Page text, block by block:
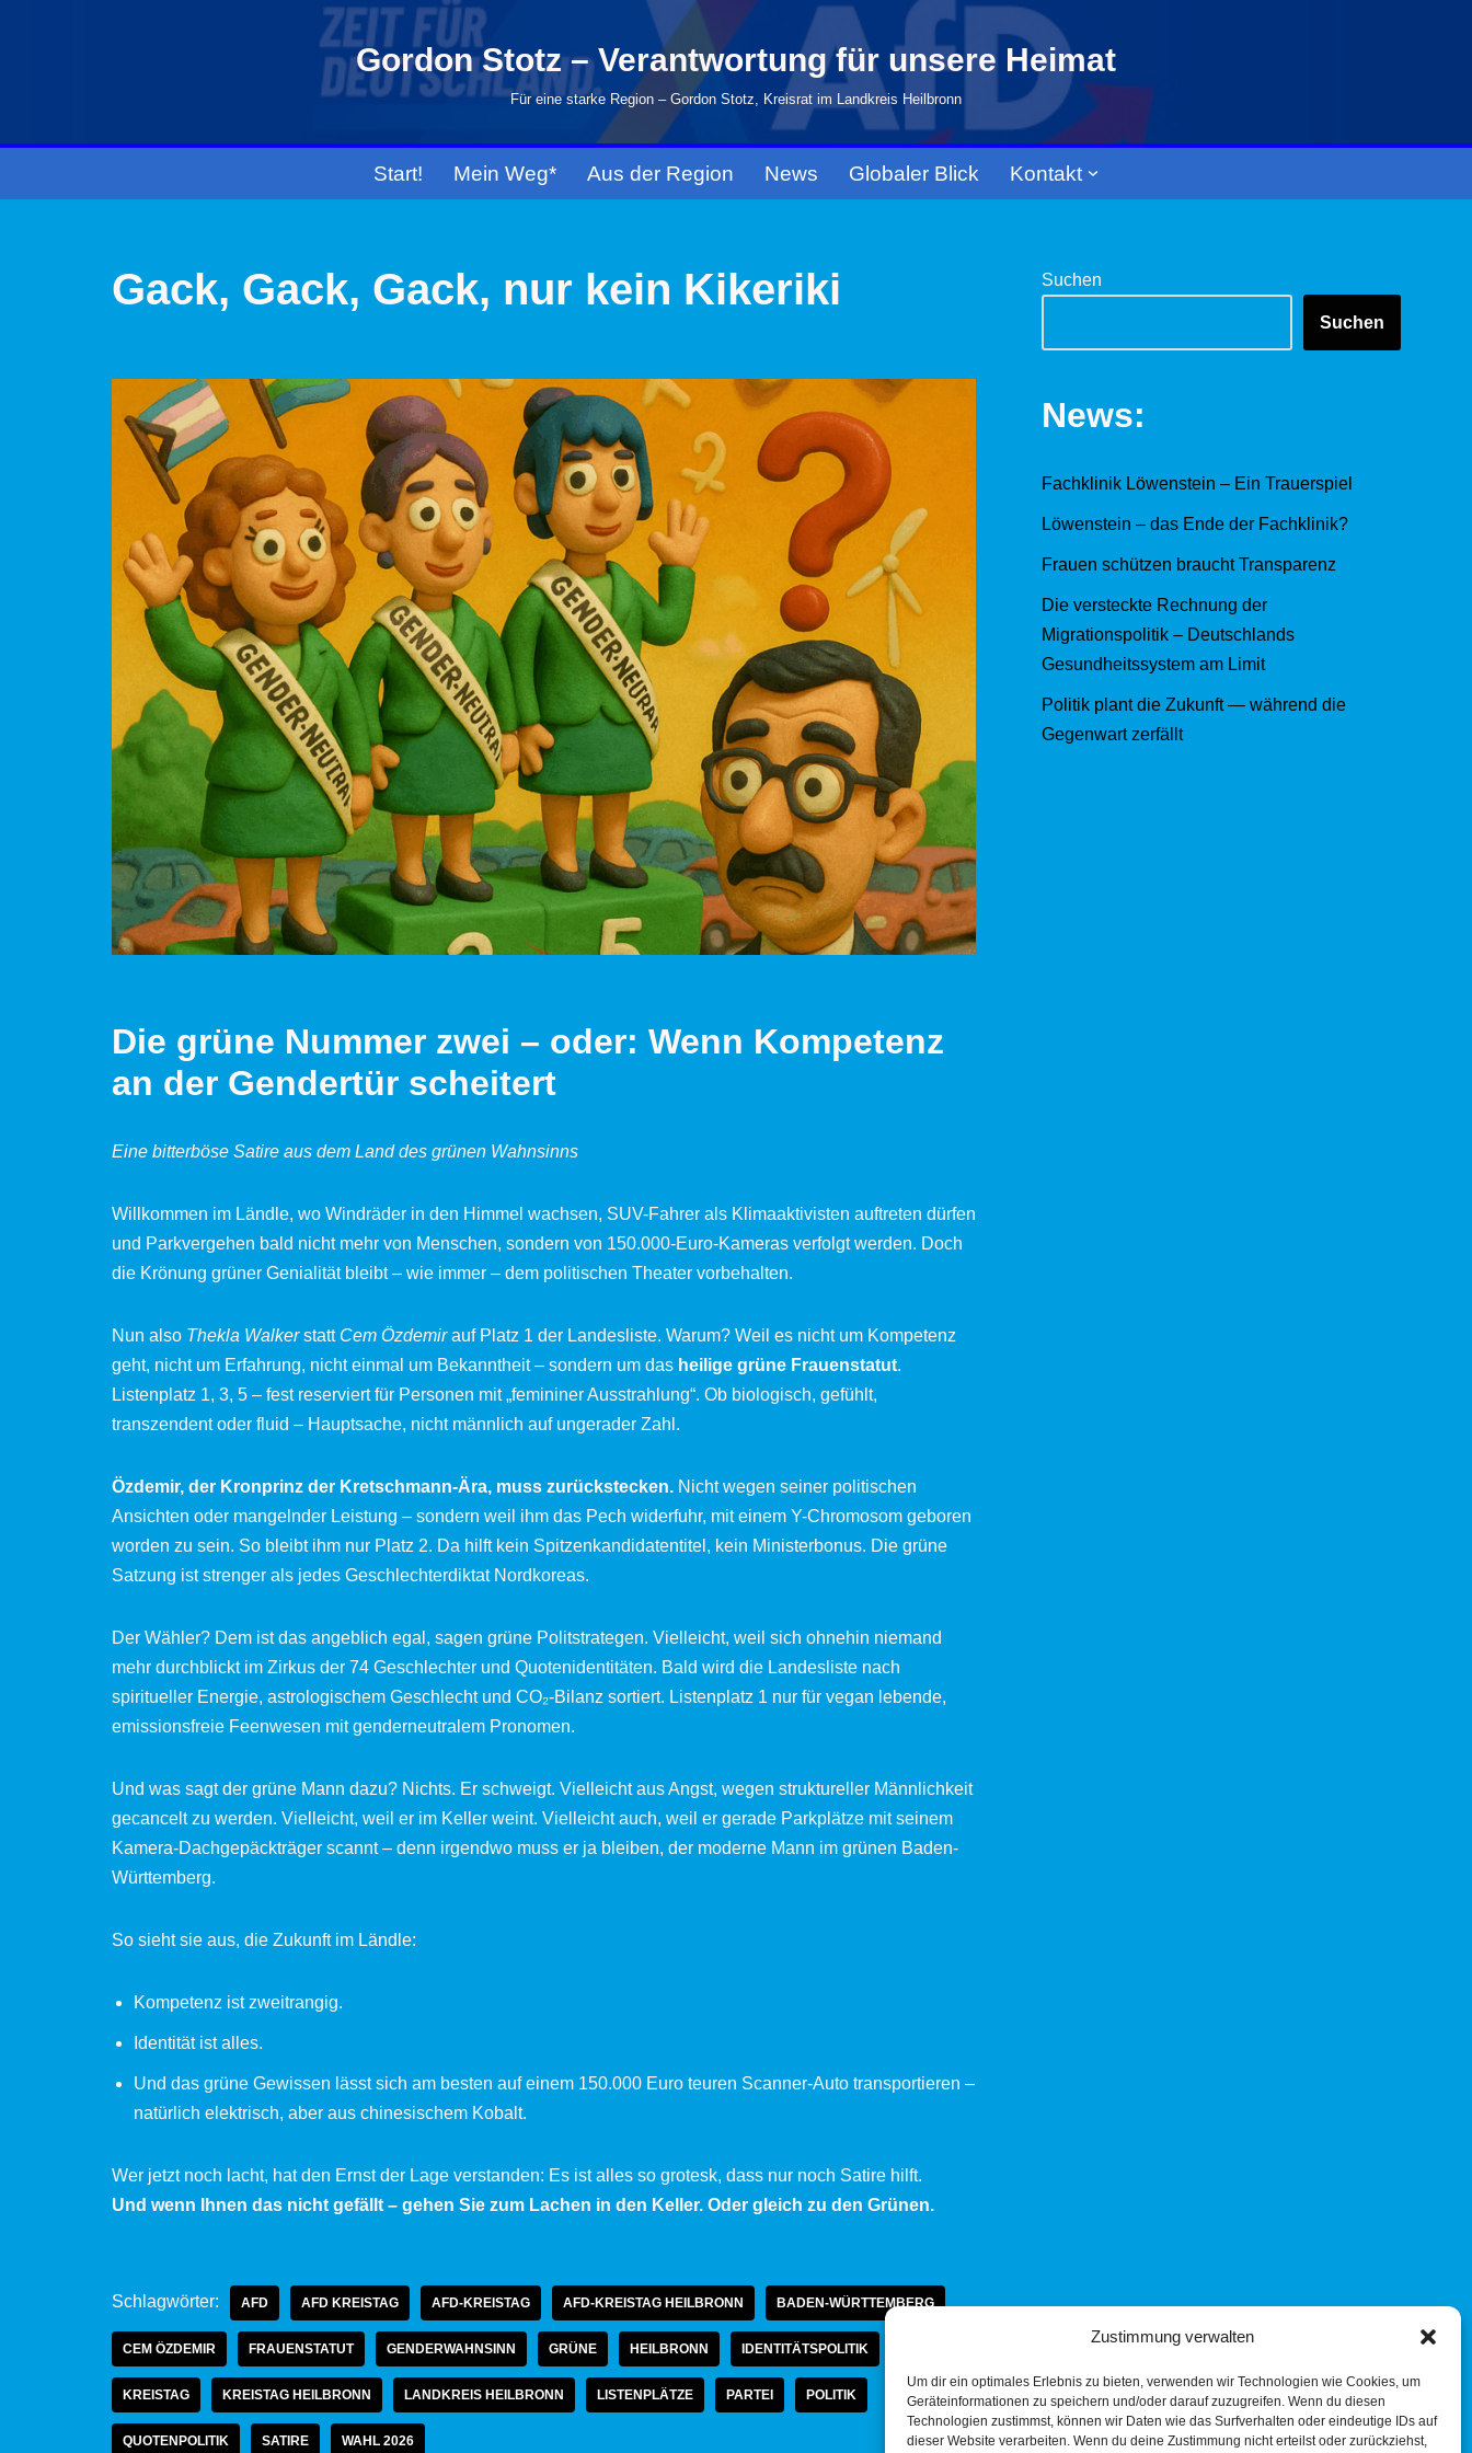
Zustimmung verwalten
Um dir ein optimales Erlebnis zu bieten, verwenden wir Technologien wie Cookies, um
Geräteinformationen zu speichern und/oder darauf zuzugreifen. Wenn du diesen
Technologien zustimmst, können wir Daten wie das Surfverhalten oder eindeutige IDs auf
dieser Website verarbeiten. Wenn du deine Zustimmung nicht erteilst oder zurückziehst,
Gordon Stotz – Verantwortung für unsere Heimat
Für eine starke Region – Gordon Stotz, Kreisrat im Landkreis Heilbronn
Start! Mein Weg* Aus der Region News Globaler Blick Kontakt
Gack, Gack, Gack, nur kein Kikeriki
Die grüne Nummer zwei – oder: Wenn Kompetenz
an der Gendertür scheitert
Eine bitterböse Satire aus dem Land des grünen Wahnsinns
Willkommen im Ländle, wo Windräder in den Himmel wachsen, SUV-Fahrer als Klimaaktivisten auftreten dürfen
und Parkvergehen bald nicht mehr von Menschen, sondern von 150.000-Euro-Kameras verfolgt werden. Doch
die Krönung grüner Genialität bleibt – wie immer – dem politischen Theater vorbehalten.
Nun also Thekla Walkerstatt Cem Özdemirauf Platz 1 der Landesliste. Warum? Weil es nicht um Kompetenz
geht, nicht um Erfahrung, nicht einmal um Bekanntheit – sondern um das heilige grüne Frauenstatut.
Listenplatz 1, 3, 5 – fest reserviert für Personen mit „femininer Ausstrahlung“. Ob biologisch, gefühlt,
transzendent oder fluid – Hauptsache, nicht männlich auf ungerader Zahl.
Özdemir, der Kronprinz der Kretschmann-Ära, muss zurückstecken. Nicht wegen seiner politischen
Ansichten oder mangelnder Leistung – sondern weil ihm das Pech widerfuhr, mit einem Y-Chromosom geboren
worden zu sein. So bleibt ihm nur Platz 2. Da hilft kein Spitzenkandidatentitel, kein Ministerbonus. Die grüne
Satzung ist strenger als jedes Geschlechterdiktat Nordkoreas.
Der Wähler? Dem ist das angeblich egal, sagen grüne Politstrategen. Vielleicht, weil sich ohnehin niemand
mehr durchblickt im Zirkus der 74 Geschlechter und Quotenidentitäten. Bald wird die Landesliste nach
spiritueller Energie, astrologischem Geschlecht und CO₂-Bilanz sortiert. Listenplatz 1 nur für vegan lebende,
emissionsfreie Feenwesen mit genderneutralem Pronomen.
Und was sagt der grüne Mann dazu? Nichts. Er schweigt. Vielleicht aus Angst, wegen struktureller Männlichkeit
gecancelt zu werden. Vielleicht, weil er im Keller weint. Vielleicht auch, weil er gerade Parkplätze mit seinem
Kamera-Dachgepäckträger scannt – denn irgendwo muss er ja bleiben, der moderne Mann im grünen Baden-
Württemberg.
So sieht sie aus, die Zukunft im Ländle:
Kompetenz ist zweitrangig.
Identität ist alles.
Und das grüne Gewissen lässt sich am besten auf einem 150.000 Euro teuren Scanner-Auto transportieren –
natürlich elektrisch, aber aus chinesischem Kobalt.
Wer jetzt noch lacht, hat den Ernst der Lage verstanden: Es ist alles so grotesk, dass nur noch Satire hilft.
Und wenn Ihnen das nicht gefällt – gehen Sie zum Lachen in den Keller. Oder gleich zu den Grünen.
Schlagwörter: AFD AFD KREISTAG AFD-KREISTAG AFD-KREISTAG HEILBRONN BADEN-WÜRTTEMBERG
CEM ÖZDEMIR FRAUENSTATUT GENDERWAHNSINN GRÜNE HEILBRONN IDENTITÄTSPOLITIK
KREISTAG KREISTAG HEILBRONN LANDKREIS HEILBRONN LISTENPLÄTZE PARTEI POLITIK
QUOTENPOLITIK SATIRE WAHL 2026
Suchen
Suchen
News:
Fachklinik Löwenstein – Ein Trauerspiel
Löwenstein – das Ende der Fachklinik?
Frauen schützen braucht Transparenz
Die versteckte Rechnung der
Migrationspolitik – Deutschlands
Gesundheitssystem am Limit
Politik plant die Zukunft — während die
Gegenwart zerfällt